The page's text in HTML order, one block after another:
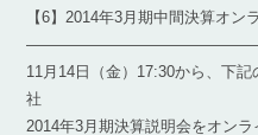
【6】2014年3月期中間決算オ
11月14日（金）17:30から、下
社
2014年3月期決算説明会をオンラ